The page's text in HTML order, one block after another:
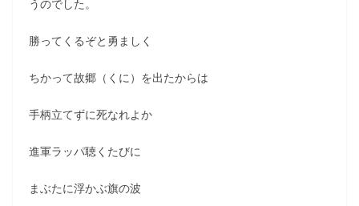
うのでした。
勝ってくるぞと勇ましく
ちかって故郷（くに）を出たからは
手柄立てずに死なれよか
進軍ラッパ聴くたびに
まぶたに浮かぶ旗の波